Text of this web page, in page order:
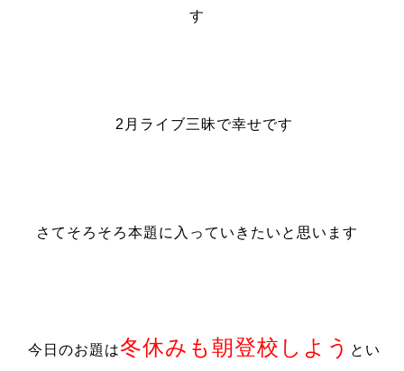
す
2月ライブ三昧で幸せです
さてそろそろ本題に入っていきたいと思います
今日のお題は冬休みも朝登校しよう とい